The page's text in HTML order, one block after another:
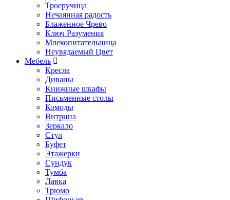
Троеручица
Нечаянная радость
Блаженное Чрево
Ключ Разумения
Млекопитательница
Неувядаемый Цвет
Мебель
Кресла
Диваны
Книжные шкафы
Письменные столы
Комоды
Витрина
Зеркало
Стул
Буфет
Этажерки
Сундук
Тумба
Лавка
Трюмо